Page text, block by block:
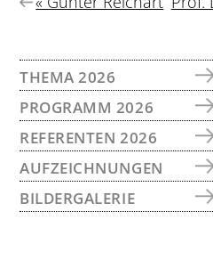
SEITENSPALTE
THEMA 2026
PROGRAMM 2026
REFERENTEN 2026
AUFZEICHNUNGEN
BILDERGALERIE